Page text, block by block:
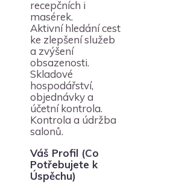
recepčních i
masérek.
Aktivní hledání cest
ke zlepšení služeb
a zvýšení
obsazenosti.
Skladové
hospodářství,
objednávky a
účetní kontrola.
Kontrola a údržba
salonů.
Váš Profil (Co
Potřebujete k
Úspěchu)